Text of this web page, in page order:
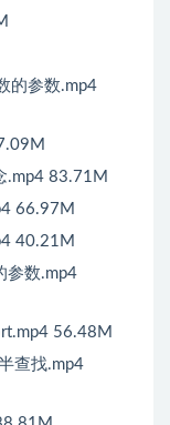
的参数.mp4
.mp4 83.71M
66.97M
40.21M
参数.mp4
56.48M
查找.mp4